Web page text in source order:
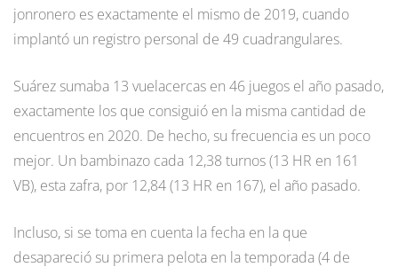
jonronero es exactamente el mismo de 2019, cuando
implantó un registro personal de 49 cuadrangulares.
Suárez sumaba 13 vuelacercas en 46 juegos el año pasado,
exactamente los que consiguió en la misma cantidad de
encuentros en 2020. De hecho, su frecuencia es un poco
mejor. Un bambinazo cada 12,38 turnos (13 HR en 161
VB), esta zafra, por 12,84 (13 HR en 167), el año pasado.
Incluso, si se toma en cuenta la fecha en la que
desapareció su primera pelota en la temporada (4 de